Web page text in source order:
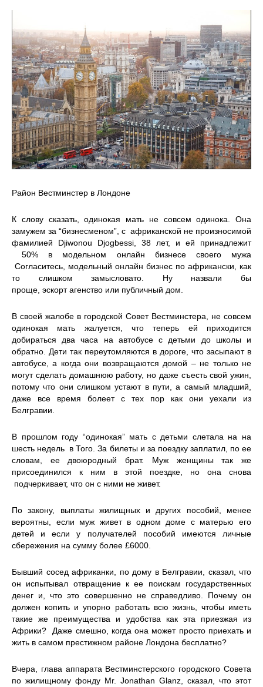
Район Вестминстер в Лондоне
К слову сказать, одинокая мать не совсем одинока. Она
замужем за “бизнесменом”, с африканской не произносимой
фамилией Djiwonou Djogbessi, 38 лет, и ей принадлежит
50% в модельном онлайн бизнесе своего мужа
Согласитесь, модельный онлайн бизнес по африкански, как
то слишком замысловато. Ну назвали бы
проще, эскорт агенство или публичный дом.
В своей жалобе в городской Совет Вестминстера, не совсем
одинокая мать жалуется, что теперь ей приходится
добираться два часа на автобусе с детьми до школы и
обратно. Дети так переутомляются в дороге, что засыпают в
автобусе, а когда они возвращаются домой – не только не
могут сделать домашнюю работу, но даже съесть свой ​​ужин,
потому что они слишком устают в пути, а самый младший,
даже все время болеет с тех пор как они уехали из
Белгравии.
В прошлом году “одинокая” мать с детьми слетала на на
шесть недель в Того. За билеты и за поездку заплатил, по ее
словам, ее двоюродный брат. Муж женщины так же
присоединился к ним в этой поездке, но она снова
подчеркивает, что он с ними не живет.
По закону, выплаты жилищных и других пособий, менее
вероятны, если муж живет в одном доме с матерью его
детей и если у получателей пособий имеются личные
сбережения на сумму более £6000.
Бывший сосед африканки, по дому в Белгравии, сказал, что
он испытывал отвращение к ее поискам государственных
денег и, что это совершенно не справедливо. Почему он
должен копить и упорно работать всю жизнь, чтобы иметь
такие же преимущества и удобства как эта приезжая из
Африки? Даже смешно, когда она может просто приехать и
жить в самом престижном районе Лондона бесплатно?
Вчера, глава аппарата Вестминстерского городского Совета
по жилищному фонду Mr. Jonathan Glanz, сказал, что этот